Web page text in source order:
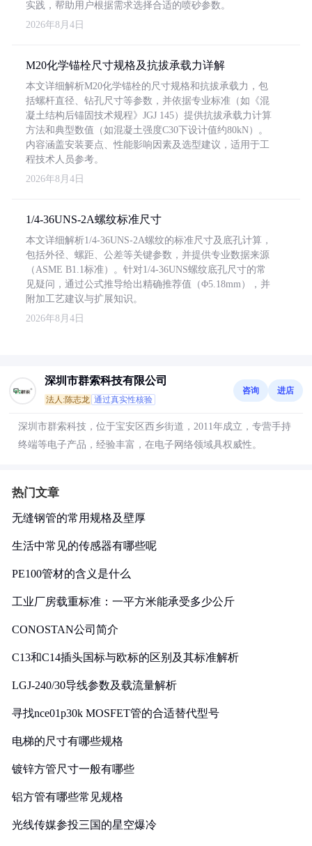
实践，帮助用户根据需求选择合适的喷砂参数。
2026年8月4日
M20化学锚栓尺寸规格及抗拔承载力详解
本文详细解析M20化学锚栓的尺寸规格和抗拔承载力，包
括螺杆直径、钻孔尺寸等参数，并依据专业标准（如《混
凝土结构后锚固技术规程》JGJ 145）提供抗拔承载力计算
方法和典型数值（如混凝土强度C30下设计值约80kN）。
内容涵盖安装要点、性能影响因素及选型建议，适用于工
程技术人员参考。
2026年8月4日
1/4-36UNS-2A螺纹标准尺寸
本文详细解析1/4-36UNS-2A螺纹的标准尺寸及底孔计算，
包括外径、螺距、公差等关键参数，并提供专业数据来源
（ASME B1.1标准）。针对1/4-36UNS螺纹底孔尺寸的常
见疑问，通过公式推导给出精确推荐值（Φ5.18mm），并
附加工艺建议与扩展知识。
2026年8月4日
深圳市群索科技有限公司
法人:陈志龙 通过真实性核验
咨询 进店
深圳市群索科技，位于宝安区西乡街道，2011年成立，专营手持
终端等电子产品，经验丰富，在电子网络领域具权威性。
热门文章
无缝钢管的常用规格及壁厚
生活中常见的传感器有哪些呢
PE100管材的含义是什么
工业厂房载重标准：一平方米能承受多少公斤
CONOSTAN公司简介
C13和C14插头国标与欧标的区别及其标准解析
LGJ-240/30导线参数及载流量解析
寻找nce01p30k MOSFET管的合适替代型号
电梯的尺寸有哪些规格
镀锌方管尺寸一般有哪些
铝方管有哪些常见规格
光线传媒参投三国的星空爆冷